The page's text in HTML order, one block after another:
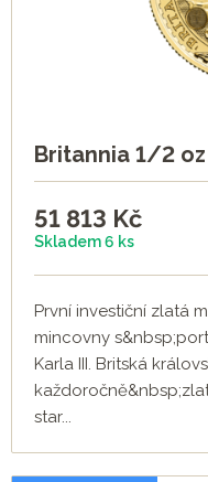
Britannia 1/2
51 813 Kč
Skladem 6 ks
První investiční zlatá
mincovny
Karla III. Britská
star...